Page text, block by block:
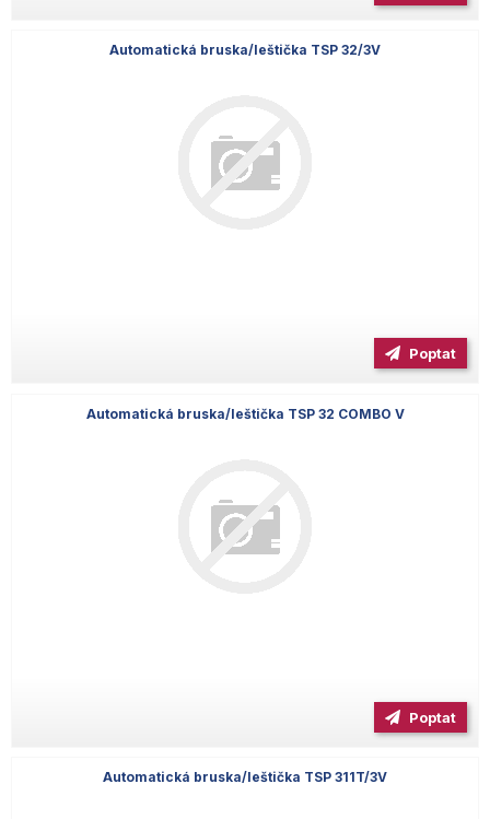
Automatická bruska/leštička TSP 32/3V
Poptat
Automatická bruska/leštička TSP 32 COMBO V
Poptat
Automatická bruska/leštička TSP 311T/3V